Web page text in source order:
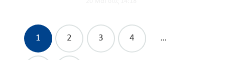
Πλοήγηση
άρθρων
1 2 3 4 …